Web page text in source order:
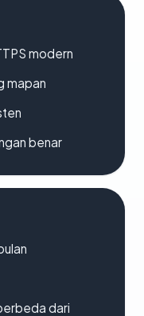
modern
mapan
benar
dari